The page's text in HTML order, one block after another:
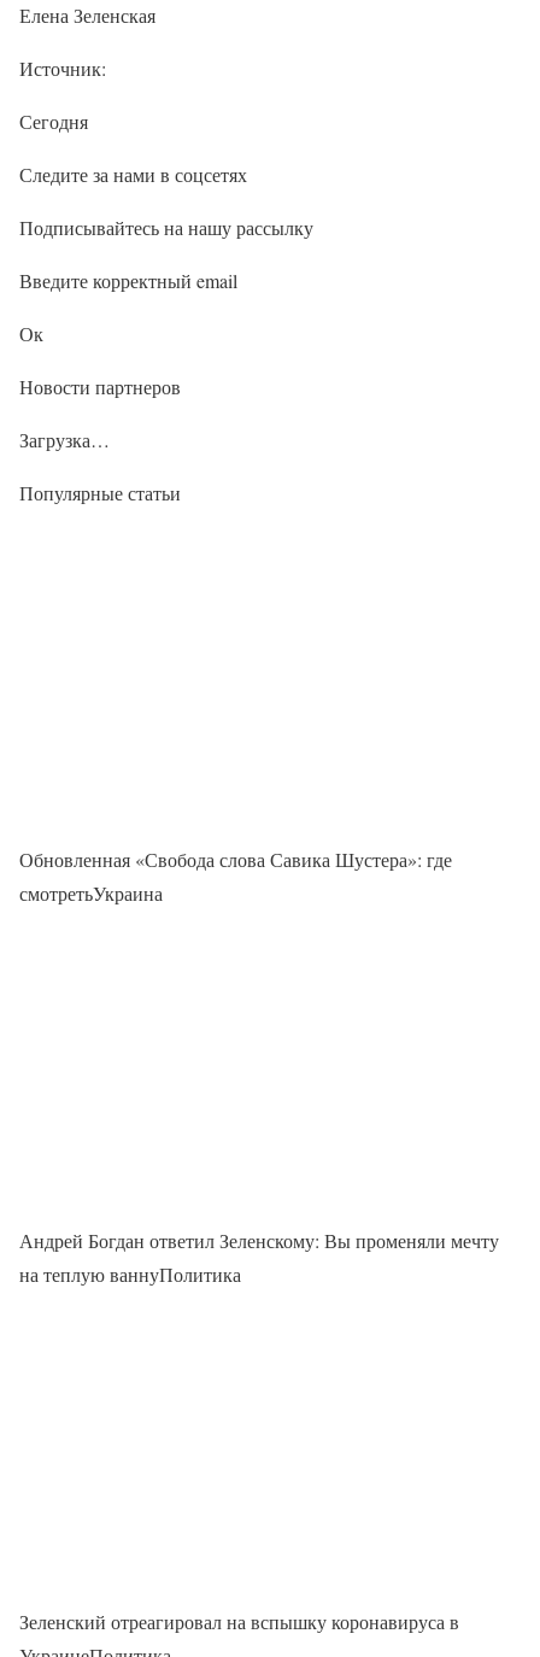
Елена Зеленская
Источник:
Сегодня
Следите за нами в соцсетях
Подписывайтесь на нашу рассылку
Введите корректный email
Ок
Новости партнеров
Загрузка…
Популярные статьи
Обновленная «Свобода слова Савика Шустера»: где
смотретьУкраина
Андрей Богдан ответил Зеленскому: Вы променяли мечту
на теплую ваннуПолитика
Зеленский отреагировал на вспышку коронавируса в